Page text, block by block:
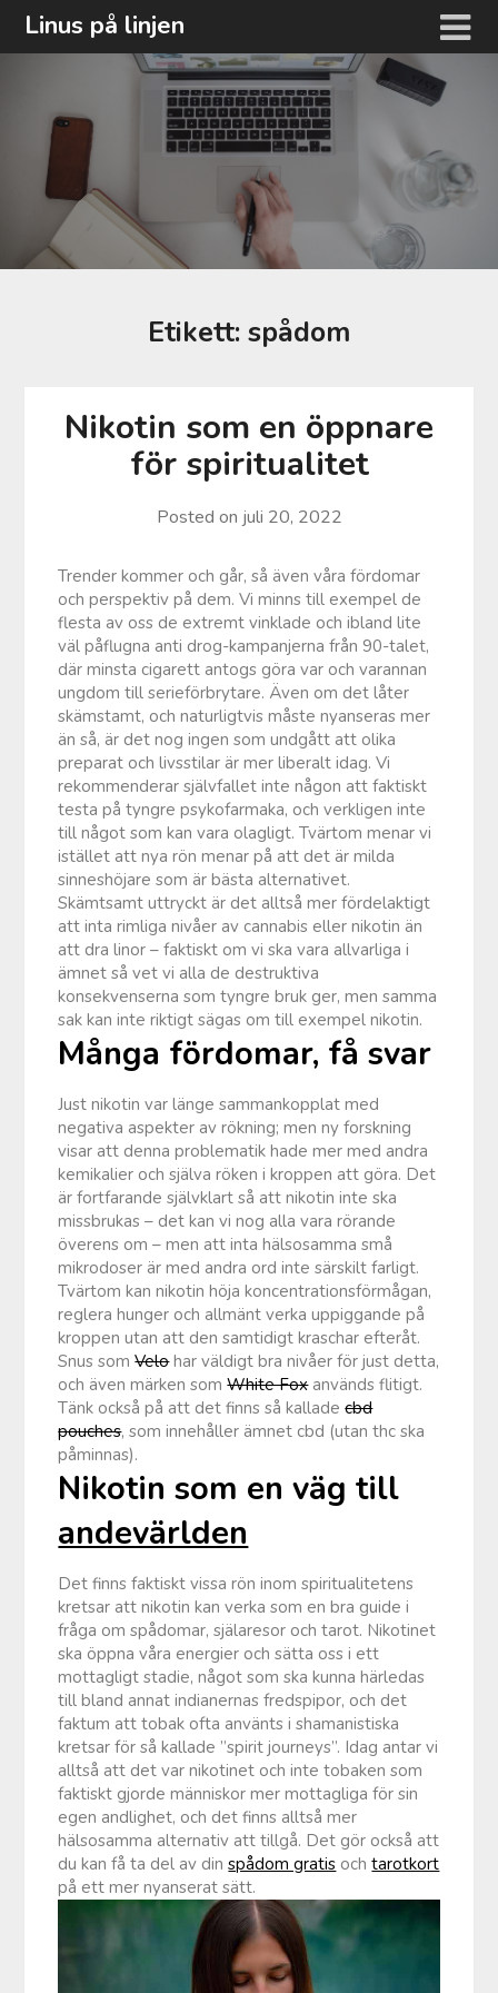
HoppaLinus på linjen
Etikett: spådom
Nikotin som en öppnare
för spiritualitet
Posted on juli 20, 2022
Trender kommer och går, så även våra fördomar
och perspektiv på dem. Vi minns till exempel de
flesta av oss de extremt vinklade och ibland lite
väl påflugna anti drog-kampanjerna från 90-talet,
där minsta cigarett antogs göra var och varannan
ungdom till serieförbrytare. Även om det låter
skämstamt, och naturligtvis måste nyanseras mer
än så, är det nog ingen som undgått att olika
preparat och livsstilar är mer liberalt idag. Vi
rekommenderar självfallet inte någon att faktiskt
testa på tyngre psykofarmaka, och verkligen inte
till något som kan vara olagligt. Tvärtom menar vi
istället att nya rön menar på att det är milda
sinneshöjare som är bästa alternativet.
Skämtsamt uttryckt är det alltså mer fördelaktigt
att inta rimliga nivåer av cannabis eller nikotin än
att dra linor – faktiskt om vi ska vara allvarliga i
ämnet så vet vi alla de destruktiva
konsekvenserna som tyngre bruk ger, men samma
sak kan inte riktigt sägas om till exempel nikotin.
Många fördomar, få svar
Just nikotin var länge sammankopplat med
negativa aspekter av rökning; men ny forskning
visar att denna problematik hade mer med andra
kemikalier och själva röken i kroppen att göra. Det
är fortfarande självklart så att nikotin inte ska
missbrukas – det kan vi nog alla vara rörande
överens om – men att inta hälsosamma små
mikrodoser är med andra ord inte särskilt farligt.
Tvärtom kan nikotin höja koncentrationsförmågan,
reglera hunger och allmänt verka uppiggande på
kroppen utan att den samtidigt kraschar efteråt.
Snus somVelohar väldigt bra nivåer för just detta,
och även märken somWhite Foxanvänds flitigt.
Tänk också på att det finns så kalladecbd
pouches, som innehåller ämnet cbd (utan thc ska
påminnas).
Nikotin som en väg till
andevärlden
Det finns faktiskt vissa rön inom spiritualitetens
kretsar att nikotin kan verka som en bra guide i
fråga om spådomar, själaresor och tarot. Nikotinet
ska öppna våra energier och sätta oss i ett
mottagligt stadie, något som ska kunna härledas
till bland annat indianernas fredspipor, och det
faktum att tobak ofta använts i shamanistiska
kretsar för så kallade ”spirit journeys”. Idag antar vi
alltså att det var nikotinet och inte tobaken som
faktiskt gjorde människor mer mottagliga för sin
egen andlighet, och det finns alltså mer
hälsosamma alternativ att tillgå. Det gör också att
du kan få ta del av dinspådom gratis ochtarotkort
på ett mer nyanserat sätt.